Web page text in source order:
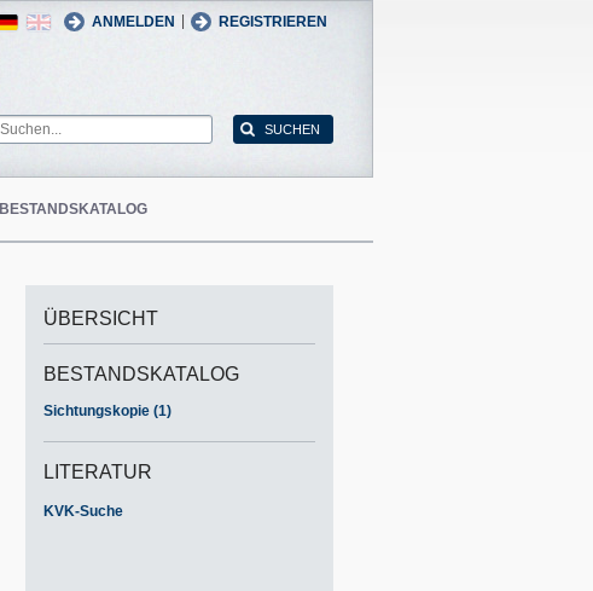
ANMELDEN REGISTRIEREN
English
German
BESTANDSKATALOG
ÜBERSICHT
BESTANDSKATALOG
Sichtungskopie (1)
LITERATUR
KVK-Suche